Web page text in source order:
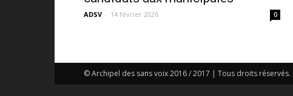
ADSV - 14 février 2026 0
© Archipel des sans voix 2016 / 2017 | Tous droits réservés.